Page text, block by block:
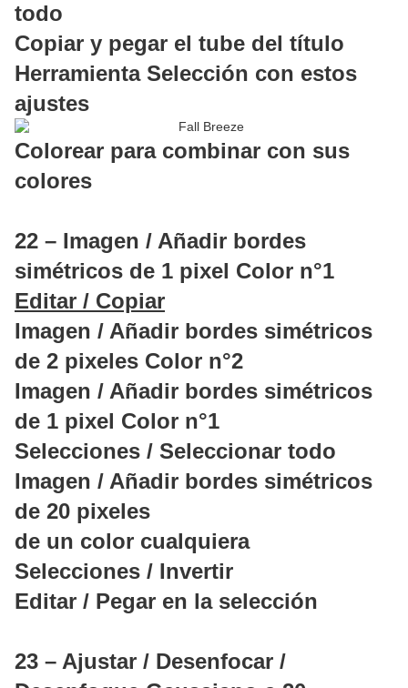
todo
Copiar y pegar el tube del título
Herramienta Selección con estos
ajustes
Colorear para combinar con sus
colores
22 – Imagen / Añadir bordes
simétricos de 1 pixel Color n°1
Editar / Copiar
Imagen / Añadir bordes simétricos
de 2 pixeles Color n°2
Imagen / Añadir bordes simétricos
de 1 pixel Color n°1
Selecciones / Seleccionar todo
Imagen / Añadir bordes simétricos
de 20 pixeles
de un color cualquiera
Selecciones / Invertir
Editar / Pegar en la selección
23 – Ajustar / Desenfocar /